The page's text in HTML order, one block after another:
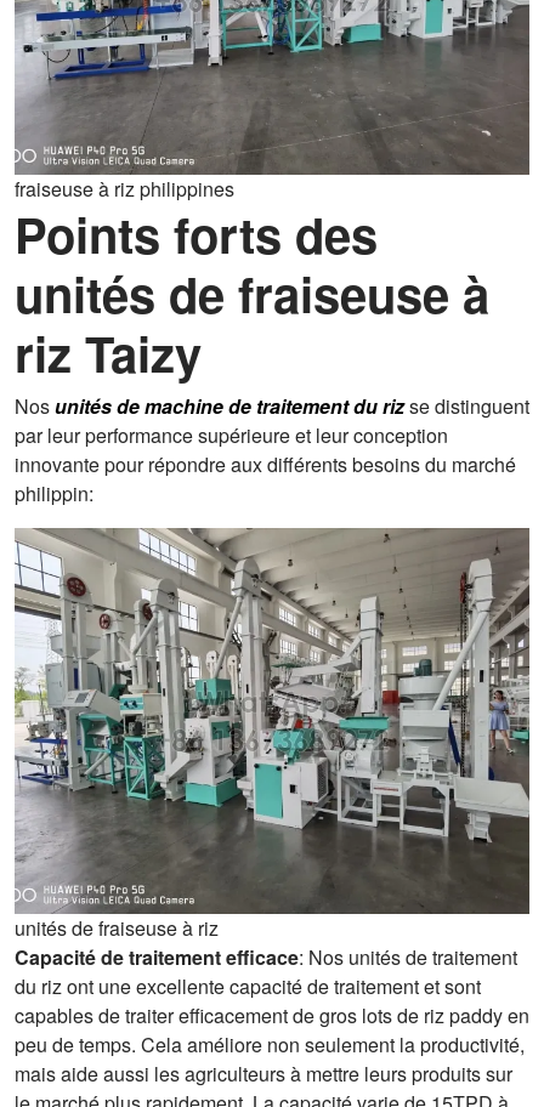
fraiseuse à riz philippines
Points forts des
unités de fraiseuse à
riz Taizy
Nosunités de machine de traitement du rizse distinguent
par leur performance supérieure et leur conception
innovante pour répondre aux différents besoins du marché
philippin:
unités de fraiseuse à riz
Capacité de traitement efficace: Nos unités de traitement
du riz ont une excellente capacité de traitement et sont
capables de traiter efficacement de gros lots de riz paddy en
peu de temps. Cela améliore non seulement la productivité,
mais aide aussi les agriculteurs à mettre leurs produits sur